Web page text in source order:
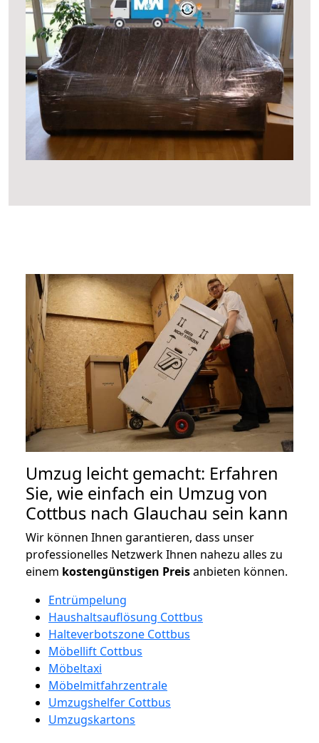
Umzug leicht gemacht: Erfahren
Sie, wie einfach ein Umzug von
Cottbus nach Glauchau sein kann
Wir können Ihnen garantieren, dass unser
professionelles Netzwerk Ihnen nahezu alles zu
einem kostengünstigen Preisanbieten können.
Entrümpelung
Haushaltsauflösung Cottbus
Halteverbotszone Cottbus
Möbellift Cottbus
Möbeltaxi
Möbelmitfahrzentrale
Umzugshelfer Cottbus
Umzugskartons